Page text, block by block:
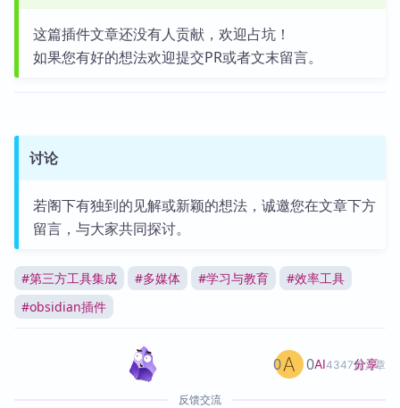
这篇插件文章还没有人贡献，欢迎占坑！
如果您有好的想法欢迎提交PR或者文末留言。
讨论
若阁下有独到的见解或新颖的想法，诚邀您在文章下方
留言，与大家共同探讨。
#第三方工具集成 #多媒体 #学习与教育 #效率工具
#obsidian插件
AI4347篇文章
0 0 分享
反馈交流